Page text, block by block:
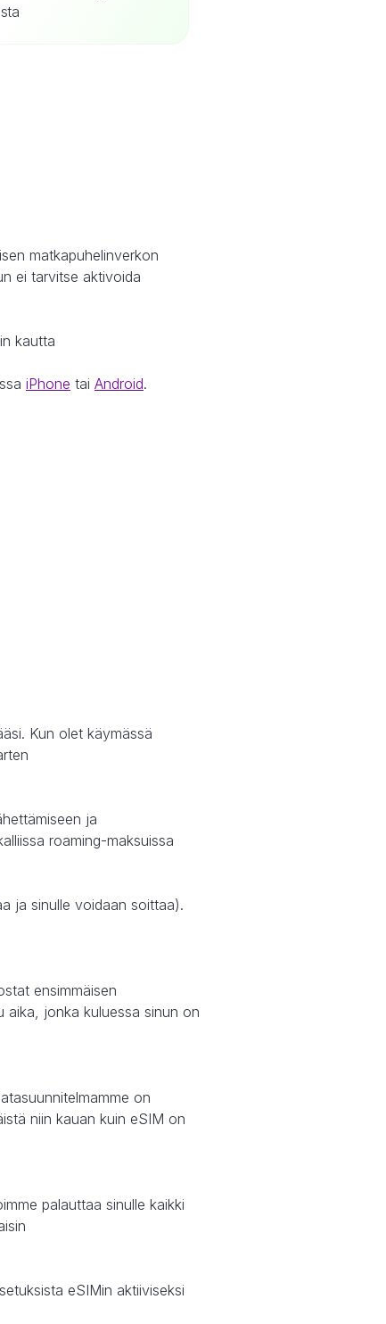
matkapuhelinverkon
ei tarvitse aktivoida
kautta
iPhone tai Android.
Kun olet käymässä
ja
roaming-maksuissa
ja sinulle voidaan soittaa).
ensimmäisen
aika, jonka kuluessa sinun on
on
niin kauan kuin eSIM on
palauttaa sinulle kaikki
eSIMin aktiiviseksi